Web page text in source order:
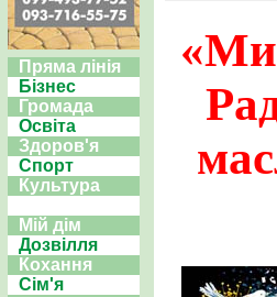
Пряма лінія
Бізнес
Громада
Освіта
Здоров'я
Спорт
Культура
Мій дім
Дозвілля
Кохання
Сім'я
«Ми